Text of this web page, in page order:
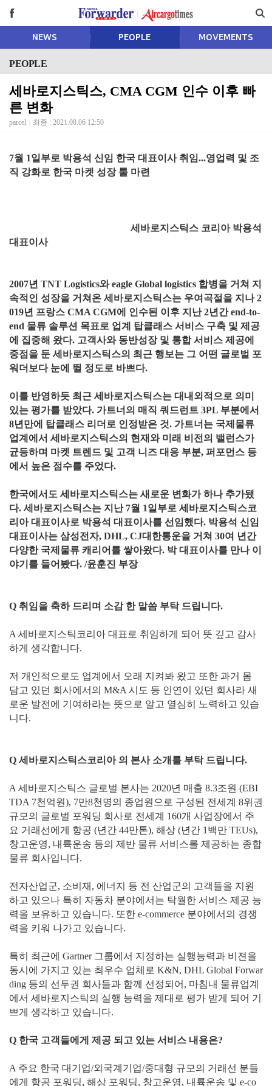
NEWS PEOPLE MOVEMENTS
PEOPLE
세바로지스틱스, CMA CGM 인수 이후 빠
른 변화
parcel 최종 : 2021.08.06 12:50
7월 1일부로 박용석 신임 한국 대표이사 취임...영업력 및 조
직 강화로 한국 마켓 성장 툴 마련
세바로지스틱스 코리아 박용석
대표이사
2007년 TNT Logistics와 eagle Global logistics 합병을 거쳐 지
속적인 성장을 거쳐온 세바로지스틱스는 우여곡절을 지나 2
019년 프랑스 CMA CGM에 인수된 이후 지난 2년간 end-to-
end 물류 솔루션 목표로 업계 탑클래스 서비스 구축 및 제공
에 집중해 왔다. 고객사와 동반성장 및 통합 서비스 제공에
중점을 둔 세바로지스틱스의 최근 행보는 그 어떤 글로벌 포
워더보다 눈에 뛸 정도로 바쁘다.
이를 반영하듯 최근 세바로지스틱스는 대내외적으로 의미
있는 평가를 받았다. 가트너의 매직 쿼드런트 3PL 부분에서
8년만에 탑클래스 리더로 인정받은 것. 가트너는 국제물류
업계에서 세바로지스틱스의 현재와 미래 비전의 밸런스가
균등하며 마켓 트렌드 및 고객 니즈 대응 부분, 퍼포먼스 등
에서 높은 점수를 주었다.
한국에서도 세바로지스틱스는 새로운 변화가 하나 추가됐
다. 세바로지스틱스는 지난 7월 1일부로 세바로지스틱스코
리아 대표이사로 박용석 대표이사를 선임했다. 박용석 신임
대표이사는 삼성전자, DHL, CJ대한통운을 거쳐 30여 년간
다양한 국제물류 캐리어를 쌓아왔다. 박 대표이사를 만나 이
야기를 들어봤다. /윤훈진 부장
Q 취임을 축하 드리며 소감 한 말씀 부탁 드립니다.
A 세바로지스틱코리아 대표로 취임하게 되어 뜻 깊고 감사
하게 생각합니다.
저 개인적으로도 업계에서 오래 지켜봐 왔고 또한 과거 몸
담고 있던 회사에서의 M&A 시도 등 인연이 있던 회사라 새
로운 발전에 기여하라는 뜻으로 알고 열심히 노력하고 있습
니다.
Q 세바로지스틱스코리아 의 본사 소개를 부탁 드립니다.
A 세바로지스틱스 글로벌 본사는 2020년 매출 8.3조원 (EBI
TDA 7천억원), 7만8천명의 종업원으로 구성된 전세계 8위권
규모의 글로벌 포워딩 회사로 전세계 160개 사업장에서 주
요 거래선에게 항공 (년간 44만톤), 해상 (년간 1백만 TEUs),
창고운영, 내륙운송 등의 제반 물류 서비스를 제공하는 종합
물류 회사입니다.
전자산업군, 소비재, 에너지 등 전 산업군의 고객들을 지원
하고 있으나 특히 자동차 분야에서는 탁월한 서비스 제공 능
력을 보유하고 있습니다. 또한 e-commerce 분야에서의 경쟁
력을 키워 나가고 있습니다.
특히 최근에 Gartner 그룹에서 지정하는 실행능력과 비젼을
동시에 가지고 있는 최우수 업체로 K&N, DHL Global Forwar
ding 등의 선두권 회사들과 함께 선정되어, 마침내 물류업계
에서 세바로지스틱의 실행 능력을 제대로 평가 받게 되어 기
쁘게 생각하고 있습니다.
Q 한국 고객들에게 제공 되고 있는 서비스 내용은?
A 주요 한국 대기업/외국계기업/중대형 규모의 거래선 분들
에게 항공 포워딩, 해상 포워딩, 창고운영, 내륙운송 및 e-co